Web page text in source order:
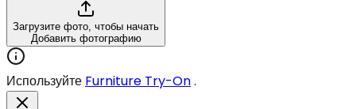
Загрузите фото, чтобы начать
Добавить фотографию
Используйте Furniture Try-On.